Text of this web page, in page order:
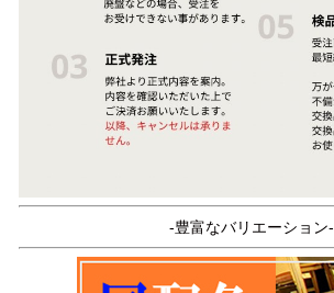
-豊富なバリエーション-